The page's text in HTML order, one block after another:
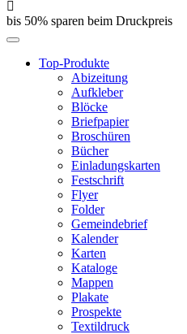
bis 50% sparen beim Druckpreis
Toggle
navigationTop-Produkte
Abizeitung
Aufkleber
Blöcke
Briefpapier
Broschüren
Bücher
Einladungskarten
Festschrift
Flyer
Folder
Gemeindebrief
Kalender
Karten
Kataloge
Mappen
Plakate
Prospekte
Textildruck